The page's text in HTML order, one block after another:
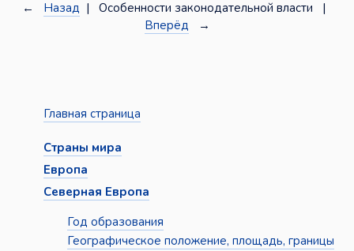
← Назад | Особенности законодательной власти |
Вперёд →
Главная страница
Страны мира
Европа
Северная Европа
Год образования
Географическое положение, площадь, границы